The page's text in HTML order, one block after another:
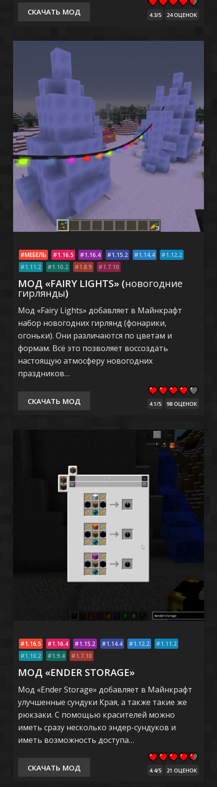
4.3/5 24 ОЦЕНОК
СКАЧАТЬ МОД
МЕБЕЛЬ 1.16.5 1.16.4 1.15.2 1.14.4
1.12.2
1.11.2
1.10.2 1.8.9 1.7.10
МОД «FAIRY LIGHTS» (новогодние
гирлянды)
Мод «Fairy Lights» добавляет в Майнкрафт
набор новогодних гирлянд (фонарики,
огоньки). Они различаются по цветам и
формам. Всё это позволяет воссоздать
настоящую атмосферу новогодних
праздников…
4.1/5 98 ОЦЕНОК
СКАЧАТЬ МОД
1.16.5 1.16.4 1.15.2 1.14.4 1.12.2
1.11.2
1.10.2
1.9.4 1.7.10
МОД «ENDER STORAGE»
Мод «Ender Storage» добавляет в Майнкрафт
улучшенные сундуки Края, а также такие же
рюкзаки. С помощью красителей можно
иметь сразу несколько эндер-сундуков и
иметь возможность доступа…
4.4/5 21 ОЦЕНОК
СКАЧАТЬ МОД